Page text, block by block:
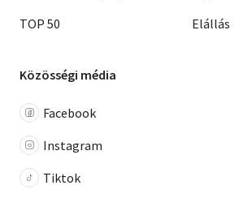
TOP 50
Elállás
Közösségi média
Facebook
Instagram
Tiktok